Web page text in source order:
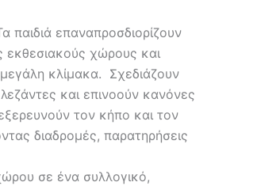
παιδιά επαναπροσδιορίζουν
εκθεσιακούς χώρους και
κλίμακα. Σχεδιάζουν
και επινοούν κανόνες
τον κήπο και τον
διαδρομές, παρατηρήσεις
σε ένα συλλογικό,